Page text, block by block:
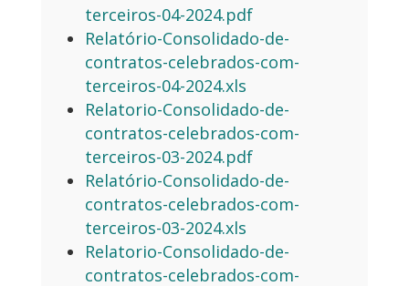
terceiros-04-2024.pdf
Relatório-Consolidado-de-
contratos-celebrados-com-
terceiros-04-2024.xls
Relatorio-Consolidado-de-
contratos-celebrados-com-
terceiros-03-2024.pdf
Relatório-Consolidado-de-
contratos-celebrados-com-
terceiros-03-2024.xls
Relatorio-Consolidado-de-
contratos-celebrados-com-